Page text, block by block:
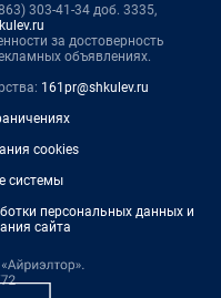
303-41-34 доб. 3335,
за достоверность
объявлениях.
161pr@shkulev.ru
cookies
системы
персональных данных и
сайта